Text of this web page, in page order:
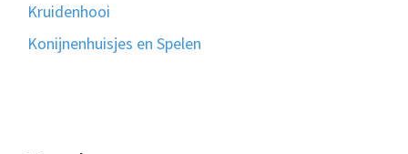
Kruidenhooi
Konijnenhuisjes en Spelen